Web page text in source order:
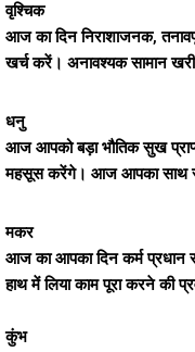
वृश्चिक
आज का दिन निराशाजनक,
खर्च करें। अनावश्यक सामान
धनु
आज आपको बड़ा भौतिक सुख
महसूस करेंगे। आज आपका साथ
मकर
आज का आपका दिन कर्म
हाथ में लिया काम पूरा करने की
कुंभ